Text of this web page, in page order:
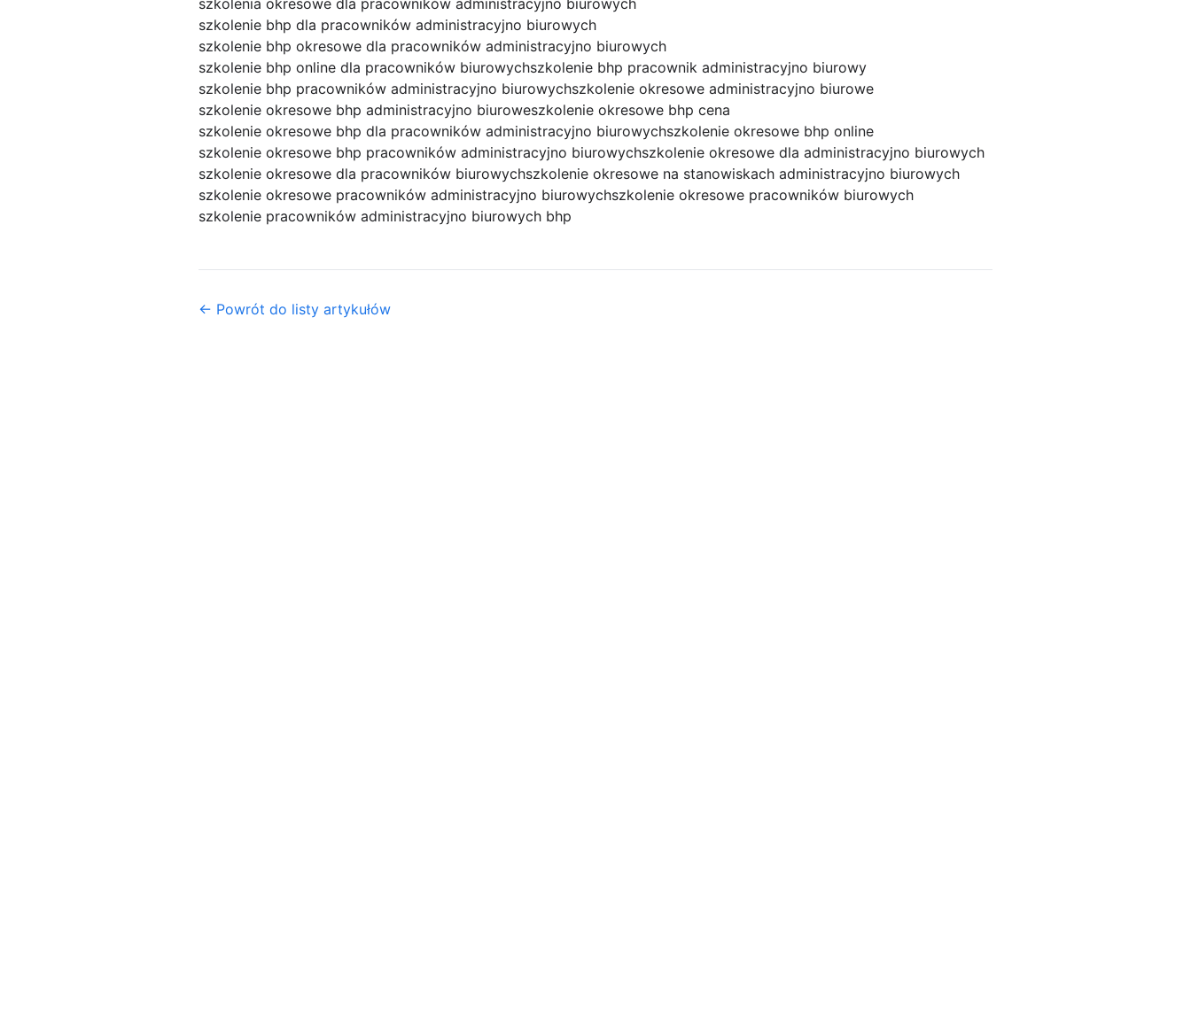
szkolenia okresowe dla pracowników administracyjno biurowych
szkolenie bhp dla pracowników administracyjno biurowych
szkolenie bhp okresowe dla pracowników administracyjno biurowych
szkolenie bhp online dla pracowników biurowychszkolenie bhp pracownik administracyjno biurowy
szkolenie bhp pracowników administracyjno biurowychszkolenie okresowe administracyjno biurowe
szkolenie okresowe bhp administracyjno biuroweszkolenie okresowe bhp cena
szkolenie okresowe bhp dla pracowników administracyjno biurowychszkolenie okresowe bhp online
szkolenie okresowe bhp pracowników administracyjno biurowychszkolenie okresowe dla administracyjno biurowych
szkolenie okresowe dla pracowników biurowychszkolenie okresowe na stanowiskach administracyjno biurowych
szkolenie okresowe pracowników administracyjno biurowychszkolenie okresowe pracowników biurowych
szkolenie pracowników administracyjno biurowych bhp
← Powrót do listy artykułów